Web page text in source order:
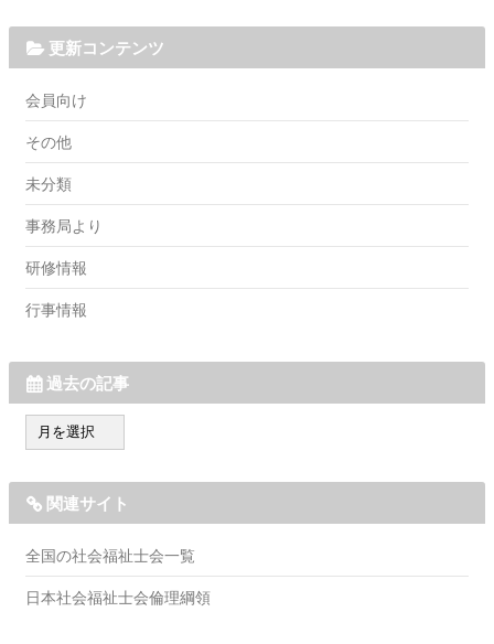
更新コンテンツ
会員向け
その他
未分類
事務局より
研修情報
行事情報
過去の記事
去
記
事
関連サイト
全国の社会福祉士会一覧
日本社会福祉士会倫理綱領